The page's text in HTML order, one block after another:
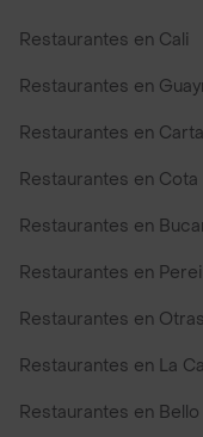
Restaurantes en Cali
Restaurantes en
Restaurantes en
Restaurantes en Cota
Restaurantes en
Restaurantes en
Restaurantes en
Restaurantes en La
Restaurantes en Bello